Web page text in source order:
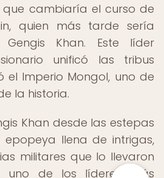
cambiaría el curso de
quien más tarde sería
Khan. Este líder
unificó las tribus
el Imperio Mongol, uno de
la historia.
Khan desde las estepas
epopeya llena de intrigas,
militares que lo llevaron
uno de los líderes más